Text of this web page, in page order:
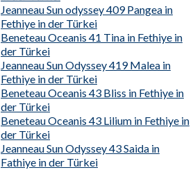
Jeanneau Sun odyssey 409 Pangea in
Fethiye in der Türkei
Beneteau Oceanis 41 Tina in Fethiye in
der Türkei
Jeanneau Sun Odyssey 419 Malea in
Fethiye in der Türkei
Beneteau Oceanis 43 Bliss in Fethiye in
der Türkei
Beneteau Oceanis 43 Lilium in Fethiye in
der Türkei
Jeanneau Sun Odyssey 43 Saida in
Fathiye in der Türkei